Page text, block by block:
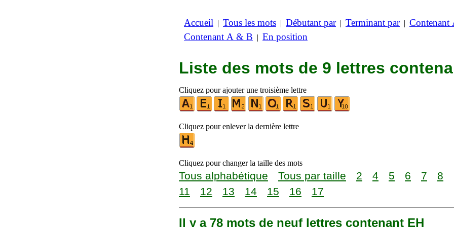
Accueil | Tous les mots | Débutant par| Terminant par| Contenant
Contenant A & B | En position
Liste des mots de 9 lettres
Cliquez pour ajouter une troisième lettre
Cliquez pour enlever la dernière lettre
Cliquez pour changer la taille des mots
Tous alphabétique Tous par taille 2 4 5 6 7 8
11
12 13 14 15 16 17
Il y a 78 mots de neuf lettres contenant EH